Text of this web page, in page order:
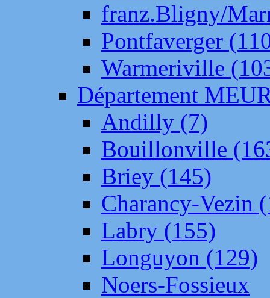
franz.Bligny/
Pontfaverger
Warmeriville
Département
Andilly (7)
Bouillonville
Briey (145)
Charancy-Vezin
Labry (155)
Longuyon (129)
Noers-Fossieux